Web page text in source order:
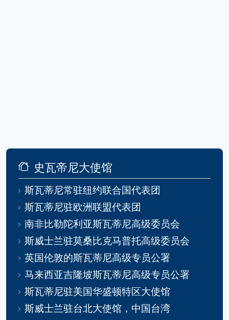
史瓦帝尼大使馆
斯瓦蒂尼常驻纽约联合国代表团
斯瓦蒂尼驻欧洲联盟代表团
南非比勒陀利亚斯瓦蒂尼高级委员会
斯威士兰驻莫桑比克马普托高级委员会
英国伦敦的斯瓦蒂尼高级专员公署
马来西亚吉隆坡斯瓦蒂尼高级专员公署
斯瓦蒂尼驻美国华盛顿特区大使馆
斯威士兰驻台北大使馆，中国台湾